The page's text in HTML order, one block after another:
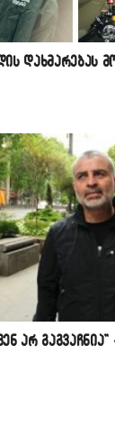
დახმარებას
არ გაგვაჩნია”